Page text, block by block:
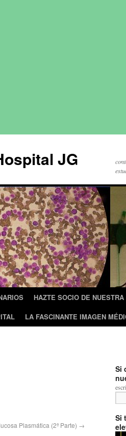
JG
HAZTE SOCIO DE
LA FASCINANTE IMAGEN
Plasmática (2ª Parte) →
Si
Si